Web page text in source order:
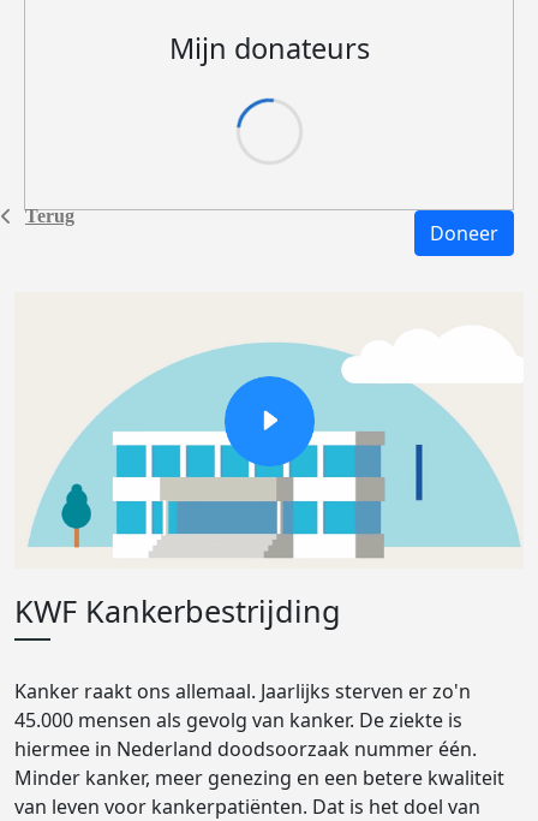
Terug
Mijn donateurs
Doneer
KWF Kankerbestrijding
Kanker raakt ons allemaal. Jaarlijks sterven er zo'n
45.000 mensen als gevolg van kanker. De ziekte is
hiermee in Nederland doodsoorzaak nummer één.
Minder kanker, meer genezing en een betere kwaliteit
van leven voor kankerpatiënten. Dat is het doel van